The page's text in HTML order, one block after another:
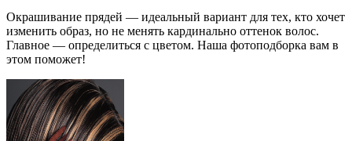
Окрашивание прядей — идеальный вариант для тех, кто хочет
изменить образ, но не менять кардинально оттенок волос.
Главное — определиться с цветом. Наша фотоподборка вам в
этом поможет!